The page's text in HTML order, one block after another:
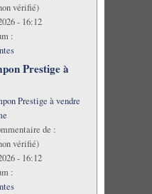
vérifié)
- 16:12
:
Prestige à
Prestige à vendre
de :
vérifié)
- 16:12
: